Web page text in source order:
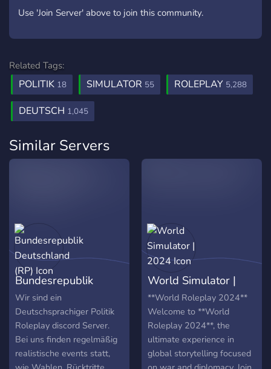
Use 'Join Server' above to join this community.
Related Tags:
POLITIK 18 SIMULATOR 55 ROLEPLAY 5,288
DEUTSCH 1,045
Similar Servers
Bundesrepublik
Deutschland (RP)
Wir sind ein
Deutschsprachiger Politik
Roleplay discord Server.
Bei uns finden regelmäßig
realistische events statt,
World Simulator |
2024
**World Roleplay 2024**
Welcome to **World
Roleplay 2024**, the
ultimate experience in
global storytelling focused